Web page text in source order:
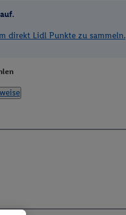
direkt Lidl Punkte zu sammeln.